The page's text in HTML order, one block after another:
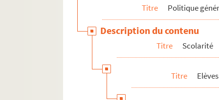
Titre Politique
Description du contenu
Titre Scolarité
Titre Elèves